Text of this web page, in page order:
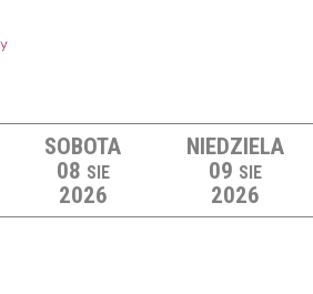
SOBOTA
08 SIE
2026
NIEDZIELA
09 SIE
2026